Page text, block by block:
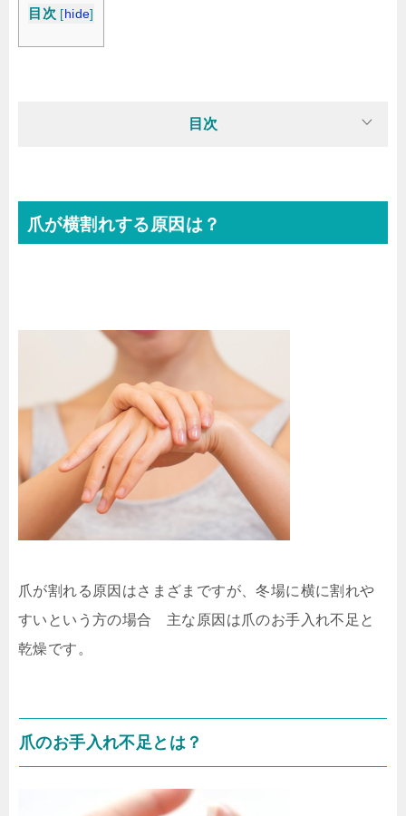
目次 [ hide]
目次
爪が横割れする原因は？
爪が割れる原因はさまざまですが、冬場に横に割れや
すいという方の場合 主な原因は爪のお手入れ不足と
乾燥です。
爪のお手入れ不足とは？